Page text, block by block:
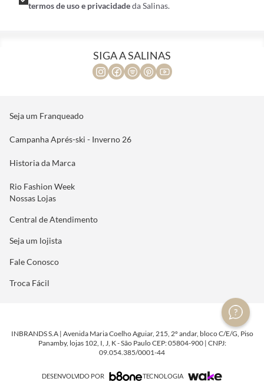
termos de uso e privacidadeda Salinas.
SIGA A SALINAS
Seja um Franqueado
Campanha Aprés-ski - Inverno 26
Historia da Marca
Rio Fashion Week
Nossas Lojas
Central de Atendimento
Seja um lojista
Fale Conosco
Troca Fácil
INBRANDS S.A | Avenida Maria Coelho Aguiar, 215, 2º andar, bloco C/E/G, Piso
Panamby, lojas 102, I, J, K - São Paulo CEP: 05804-900 | CNPJ:
09.054.385/0001-44
DESENVOLVIDO POR TECNOLOGIA